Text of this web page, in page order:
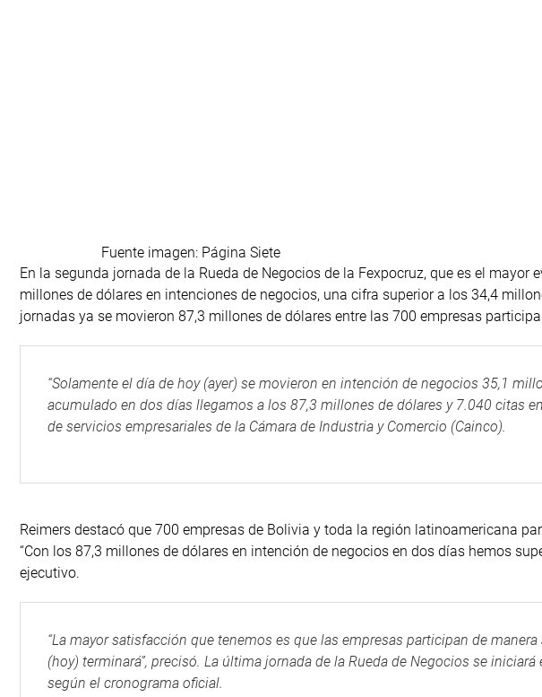
Fuente imagen: Página Siete
En la segunda jornada de la Rueda de Negocios de la Fexpocruz, que es el mayor
millones de dólares en intenciones de negocios, una cifra superior a los 34,4
jornadas ya se movieron 87,3 millones de dólares entre las 700 empresas
“Solamente el día de hoy (ayer) se movieron en intención de negocios 35,1
acumulado en dos días llegamos a los 87,3 millones de dólares y 7.040 citas
de servicios empresariales de la Cámara de Industria y Comercio (Cainco).
Reimers destacó que 700 empresas de Bolivia y toda la región latinoamericana
“Con los 87,3 millones de dólares en intención de negocios en dos días hemos
ejecutivo.
“La mayor satisfacción que tenemos es que las empresas participan de
(hoy) terminará”, precisó. La última jornada de la Rueda de Negocios se
según el cronograma oficial.